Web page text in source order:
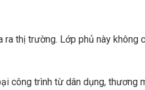
thị trường. Lớp phủ này không
công trình từ dân dụng, thương